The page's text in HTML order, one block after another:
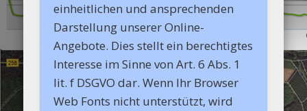
einheitlichen und ansprechenden
Darstellung unserer Online-
Angebote. Dies stellt ein berechtigtes
Interesse im Sinne von Art. 6 Abs. 1
lit. f DSGVO dar. Wenn Ihr Browser
Web Fonts nicht unterstützt, wird